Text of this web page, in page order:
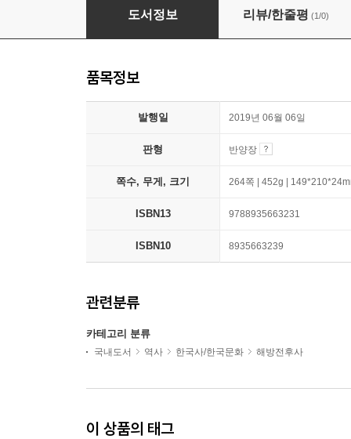
반민특위의 역사적 의미를 다시 묻는다
도서정보 리뷰/한줄평 (1/0)
품목정보
발행일 2019년 06월 06일
판형 반양장
쪽수, 무게, 크기 264쪽 | 452g |
ISBN13 9788935663231
ISBN10 8935663239
관련분류
카테고리 분류
국내도서 역사 한국사/한국문화 해방전후사
이 상품의 태그